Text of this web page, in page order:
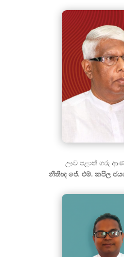
ඌව පළාත් ගරු
නීතිඥ ජේ. එම්. කපිල